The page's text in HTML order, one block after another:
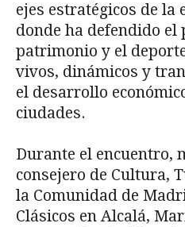
ejes estratégicos de la
donde ha defendido el
patrimonio y el
vivos, dinámicos y
el desarrollo
ciudades.
Durante el encuentro,
consejero de Cultura,
la Comunidad de
Clásicos en Alcalá,